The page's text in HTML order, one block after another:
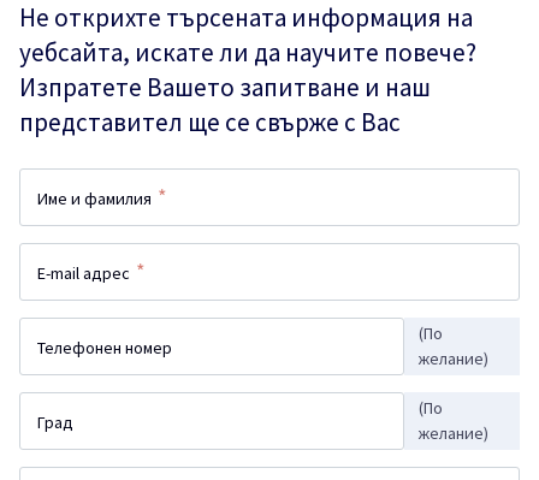
Не открихте търсената информация на
уебсайта, искате ли да научите повече?
Изпратете Вашето запитване и наш
представител ще се свърже с Вас
Име и фамилия *
E-mail адрес *
Телефонен номер
(По
желание)
Град
(По
желание)